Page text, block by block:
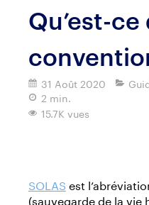
Qu’est-
31 Août 2020
2 min.
15.7K vues
SOLAS est
(sauvegarde de la vie